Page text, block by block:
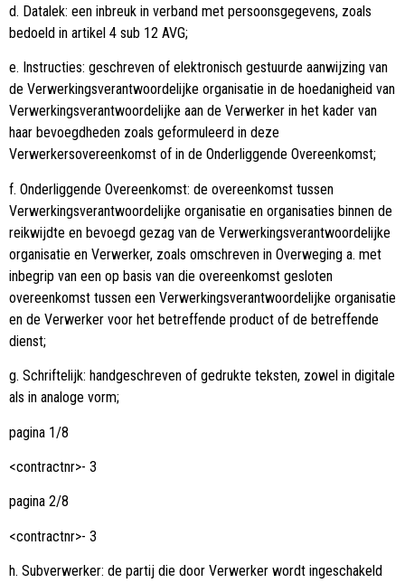
d. Datalek: een inbreuk in verband met persoonsgegevens, zoals
bedoeld in artikel 4 sub 12 AVG;
e. Instructies: geschreven of elektronisch gestuurde aanwijzing van
de Verwerkingsverantwoordelijke organisatie in de hoedanigheid van
Verwerkingsverantwoordelijke aan de Verwerker in het kader van
haar bevoegdheden zoals geformuleerd in deze
Verwerkersovereenkomst of in de Onderliggende Overeenkomst;
f. Onderliggende Overeenkomst: de overeenkomst tussen
Verwerkingsverantwoordelijke organisatie en organisaties binnen de
reikwijdte en bevoegd gezag van de Verwerkingsverantwoordelijke
organisatie en Verwerker, zoals omschreven in Overweging a. met
inbegrip van een op basis van die overeenkomst gesloten
overeenkomst tussen een Verwerkingsverantwoordelijke organisatie
en de Verwerker voor het betreffende product of de betreffende
dienst;
g. Schriftelijk: handgeschreven of gedrukte teksten, zowel in digitale
als in analoge vorm;
pagina 1/8
<contractnr>- 3
pagina 2/8
<contractnr>- 3
h. Subverwerker: de partij die door Verwerker wordt ingeschakeld